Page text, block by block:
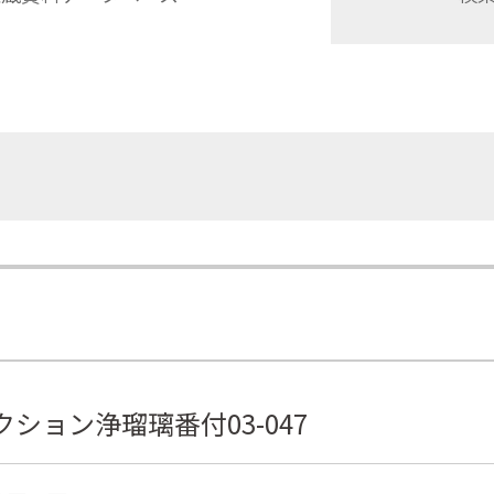
ション浄瑠璃番付03-047